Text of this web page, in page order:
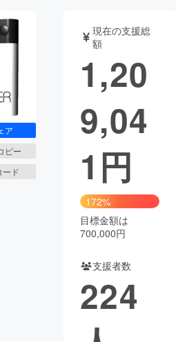
ジェット
書籍・雑誌
チャレンジ
活性化
CAMPFIRE Creation
コミュニティ
ア
ピー
ード
現在の支援総
額
1,20
9,04
1 円
172%
目標金額は
700,000円
支援者数
224